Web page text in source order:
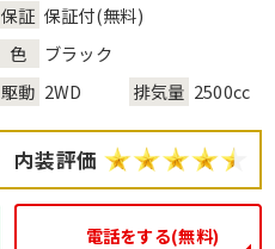
保証 保証付(無料)
色
ブラック
駆動 2WD 排気量 2500cc
内装評価
電話をする(無料)